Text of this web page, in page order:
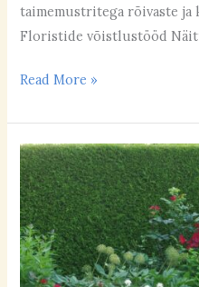
taimemustritega rõivaste ja
Floristide võistlustööd
Read More »
Mida
jälgida
taimede
ja
peenraplaani
valikul?